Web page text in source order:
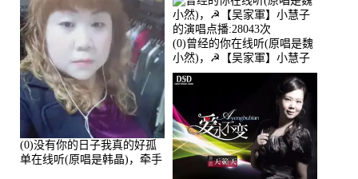
(0)没有你的日子我真的好孤
单在线听(原唱是韩晶)，牵手
(0)曾经的你在线听(原唱是魏
小然)，☭【吴家軍】小慧子
的演唱点播:28043次